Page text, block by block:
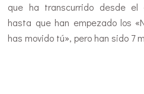
que ha transcurrido desde el
hasta que han empezado los
has movido tú», pero han sido 7